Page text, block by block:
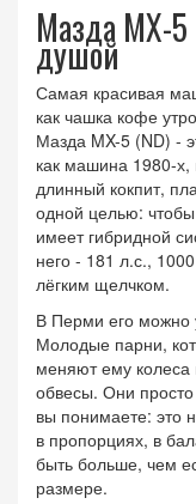
Мазда MX-
душой
Самая красивая
как чашка кофе
Мазда MX-5 (ND) -
как машина 1980-х,
длинный кокпит,
одной целью:
имеет гибридной
него - 181 л.с.,
лёгким щелчком.
В Перми его можно
Молодые парни,
меняют ему
обвесы. Они
вы понимаете: это
в пропорциях, в
быть больше, чем
размере.